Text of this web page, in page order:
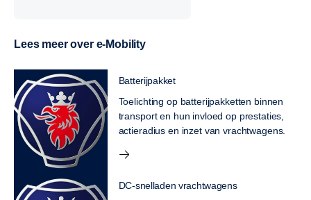
Lees meer over e-Mobility
Batterijpakket
Toelichting op batterijpakketten binnen
transport en hun invloed op prestaties,
actieradius en inzet van vrachtwagens.
DC-snelladen vrachtwagens